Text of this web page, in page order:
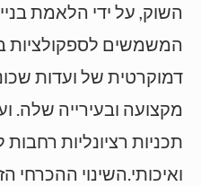
השוק, על ידי הלאמת
המשמשים לספקולציות
דמוקרטית של ועדות
מקצועה ובעירייה שלה.
תכניות רציונליות
ואיכותי.השינוי ההכרחי